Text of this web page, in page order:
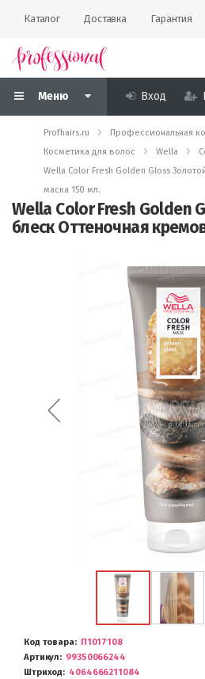
Каталог Доставка Гарантия
Меню Вход
Profhairs.ru
Профессиональная
Косметика для волос
Wella
Wella Color Fresh Golden Gloss
маска 150 мл.
Wella Color Fresh Golden
блеск Оттеночная
Код товара
П1017108
Артикул
99350066244
Штриход
4064666211084